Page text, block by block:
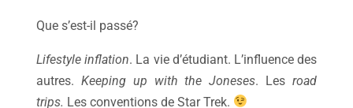
Que s’est-il passé?
Lifestyle inflation. La vie d’étudiant. L’influence des
autres. Keeping up with the Joneses. Lesroad
trips. Les conventions de Star Trek.